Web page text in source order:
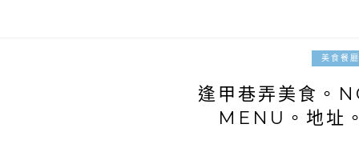
美食餐
逢甲巷弄美食。
MENU。地址